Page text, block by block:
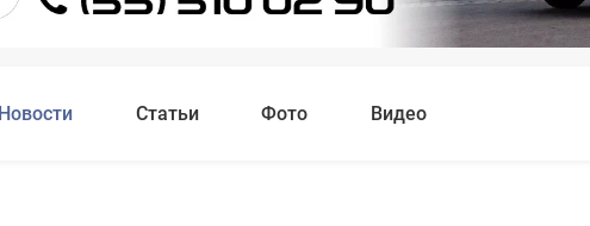
Новости Статьи Фото Видео